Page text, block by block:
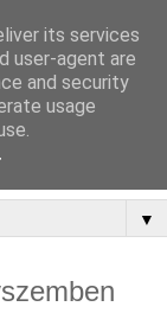
▼
its services
user-agent are
and security
usage